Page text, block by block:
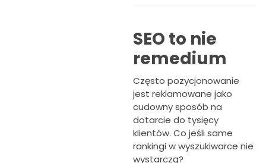
SEO to nie
remedium
Często pozycjonowanie
jest reklamowane jako
cudowny sposób na
dotarcie do tysięcy
klientów. Co jeśli same
rankingi w wyszukiwarce nie
wystarczą?